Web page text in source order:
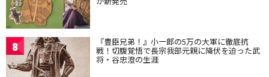
8 『豊臣兄弟！』小一郎の5万の大軍に徹底抗
戦！切腹覚悟で長宗我部元親に降伏を迫った武
将・谷忠澄の生涯